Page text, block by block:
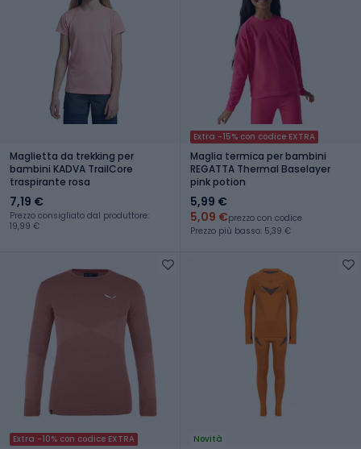
Maglietta da trekking per
bambini KADVA TrailCore
traspirante rosa
7,19 €
Prezzo consigliato dal produttore:
19,99 €
Extra -15% con codice EXTRA
Maglia termica per bambini
REGATTA Thermal Baselayer
pink potion
5,99 €
5,09 €prezzo con codice
Prezzo più basso: 5,39 €
Extra -10% con codice EXTRA Novità